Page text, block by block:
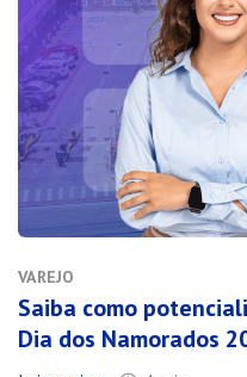
VAREJO
Saiba como
Dia dos Namorados